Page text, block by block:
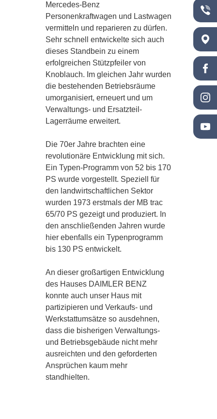
STARTSEITE
LANDTECHNIK
KOMMUNAL­TECHNIK
AREALPFLEGE
FUSO TRUCKS
MERCEDES-BENZ
Mercedes-Benz
Personenkraftwagen und Lastwagen
vermitteln und reparieren zu dürfen.
Sehr schnell entwickelte sich auch
dieses Standbein zu einem
erfolgreichen Stützpfeiler von
Knoblauch. Im gleichen Jahr wurden
die bestehenden Betriebsräume
umorganisiert, erneuert und um
Verwaltungs- und Ersatzteil-
Lagerräume erweitert.
Die 70er Jahre brachten eine
revolutionäre Entwicklung mit sich.
Ein Typen-Programm von 52 bis 170
PS wurde vorgestellt. Speziell für
den landwirtschaftlichen Sektor
wurden 1973 erstmals der MB trac
65/70 PS gezeigt und produziert. In
den anschließenden Jahren wurde
hier ebenfalls ein Typenprogramm
bis 130 PS entwickelt.
An dieser großartigen Entwicklung
des Hauses DAIMLER BENZ
konnte auch unser Haus mit
partizipieren und Verkaufs- und
Werkstattumsätze so ausdehnen,
dass die bisherigen Verwaltungs-
und Betriebsgebäude nicht mehr
ausreichten und den geforderten
Ansprüchen kaum mehr
standhielten.